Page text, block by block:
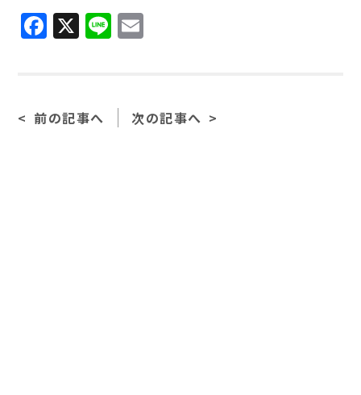
Facebook
X Line
前の記事へ 次の記事へ